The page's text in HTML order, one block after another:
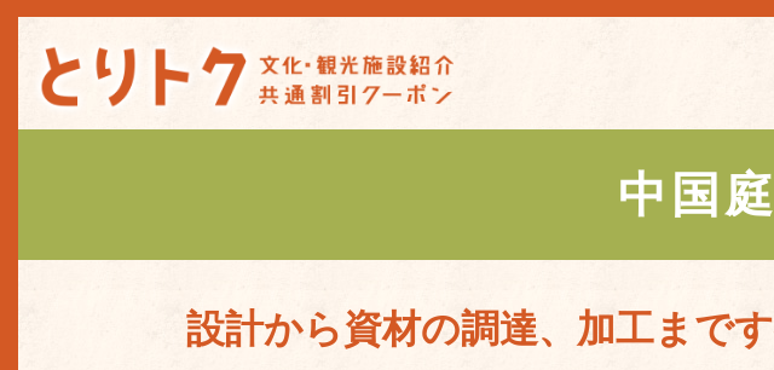
中国
設計から資材の調達、加工まで